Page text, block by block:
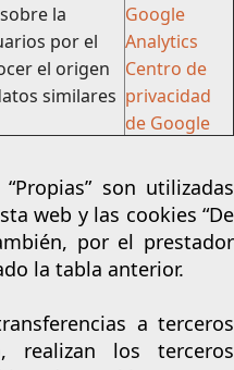
la
por el
el origen
similares
Google
Analytics
Centro de
privacidad
de Google
son utilizadas
web y las cookies “De
por el prestador
la tabla anterior.
a terceros
realizan los terceros